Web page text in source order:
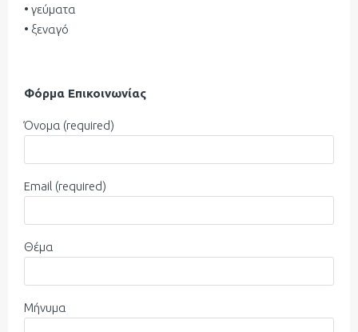
• γεύματα
• ξεναγό
Φόρμα Επικοινωνίας
Όνομα (required)
Email (required)
Θέμα
Μήνυμα